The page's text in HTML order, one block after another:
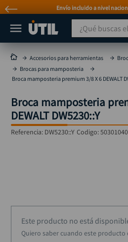
¿Qué buscas el
Accesorios para herramientas
Brocas para mamposteria
Broca mamposteria premium 3/8 X 6 DEWALT
Broca mamposteria
DEWALT DW5230::Y
Referencia: DW5230::Y Codigo:
Este producto no está
Quiero saber cuando este
MÁS BUSCADOS
taladro
compresor
mototool
taladro inalámbrico